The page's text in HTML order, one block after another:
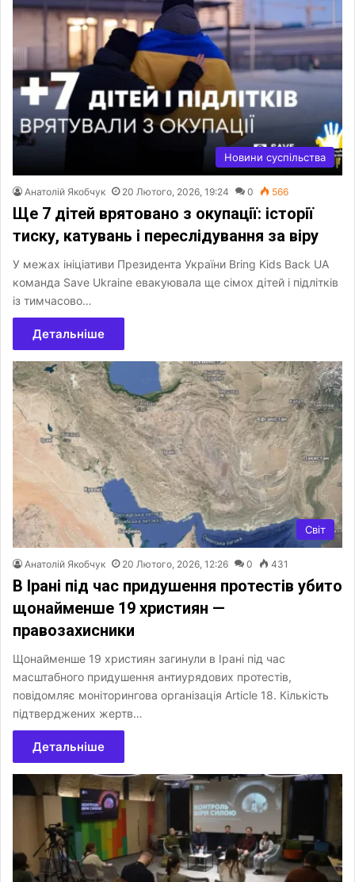
Новини суспільства
Анатолій Якобчук 20 Лютого, 2026, 19:24 0 566
Ще 7 дітей врятовано з окупації: історії
тиску, катувань і переслідування за віру
У межах ініціативи Президента України Bring Kids Back UA
команда Save Ukraine евакуювала ще сімох дітей і підлітків
із тимчасово…
Детальніше
Світ
Анатолій Якобчук 20 Лютого, 2026, 12:26 0 431
В Ірані під час придушення протестів убито
щонайменше 19 християн —
правозахисники
Щонайменше 19 християн загинули в Ірані під час
масштабного придушення антиурядових протестів,
повідомляє моніторингова організація Article 18. Кількість
підтверджених жертв…
Детальніше